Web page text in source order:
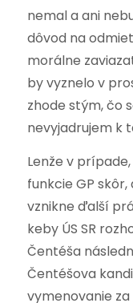
nemal a ani
dôvod na
morálne
by vyznelo v
zhode stým, čo
nevyjadrujem k
Lenže v
funkcie GP skôr,
vznikne ďalší
keby ÚS SR
Čentéša
Čentéšova
vymenovanie